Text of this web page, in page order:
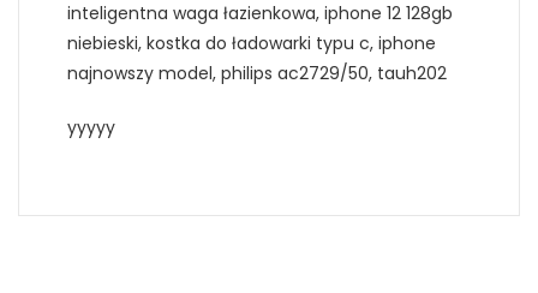
inteligentna waga łazienkowa, iphone 12 128gb
niebieski, kostka do ładowarki typu c, iphone
najnowszy model, philips ac2729/50, tauh202
yyyyy